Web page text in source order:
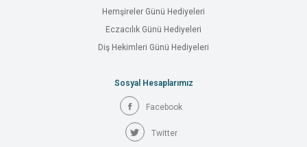
Hemşireler Günü Hediyeleri
Eczacılık Günü Hediyeleri
Diş Hekimleri Günü Hediyeleri
Sosyal Hesaplarımız
Facebook
Twitter